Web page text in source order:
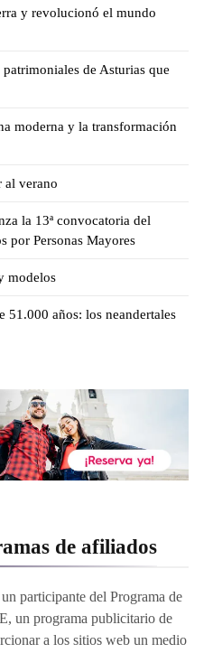
y revolucionó el mundo
de Asturias que
moderna y la transformación
al verano
la 13ª convocatoria del
por Personas Mayores
modelos
51.000 años: los nean­der­ta­les
de afiliados
participante del Programa de
un programa publicitario de
a los sitios web un medio